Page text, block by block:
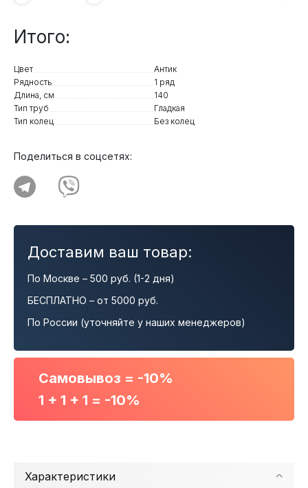
Итого:
Цвет
Антик
Рядность
1 ряд
Длина, см
140
Тип труб
Гладкая
Тип колец
Без колец
Поделиться в соцсетях:
Доставим ваш товар:
По Москве – 500 руб. (1-2 дня)
БЕСПЛАТНО – от 5000 руб.
По России (уточняйте у наших менеджеров)
Самовывоз = -10%
1 + 1 + 1 = -10%
Характеристики